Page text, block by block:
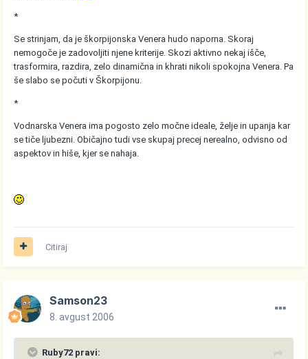
*
Se strinjam, da je škorpijonska Venera hudo naporna. Skoraj
nemogoče je zadovoljiti njene kriterije. Skozi aktivno nekaj išče,
trasformira, razdira, zelo dinamična in khrati nikoli spokojna Venera. Pa
še slabo se počuti v Škorpijonu.
*
Vodnarska Venera ima pogosto zelo močne ideale, želje in upanja kar
se tiče ljubezni. Običajno tudi vse skupaj precej nerealno, odvisno od
aspektov in hiše, kjer se nahaja.
Citiraj
Samson23
8. avgust 2006
Ruby72 pravi: